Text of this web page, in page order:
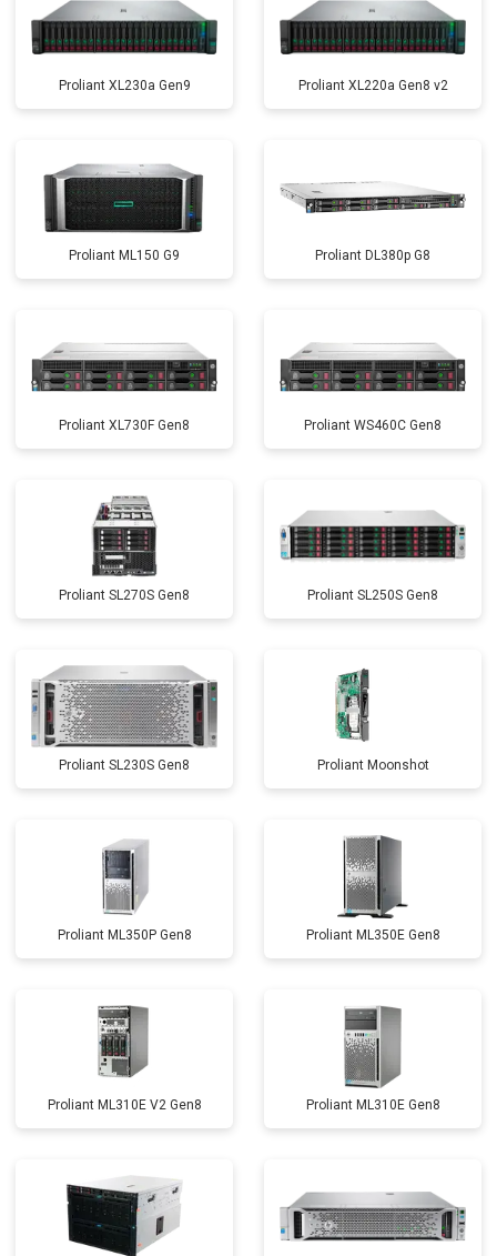
Proliant XL230a Gen9 Proliant XL220a Gen8 v2
Proliant ML150 G9 Proliant DL380p G8
Proliant XL730F Gen8 Proliant WS460C Gen8
Proliant SL270S Gen8 Proliant SL250S Gen8
Proliant SL230S Gen8 Proliant Moonshot
Proliant ML350P Gen8 Proliant ML350E Gen8
Proliant ML310E V2 Gen8 Proliant ML310E Gen8